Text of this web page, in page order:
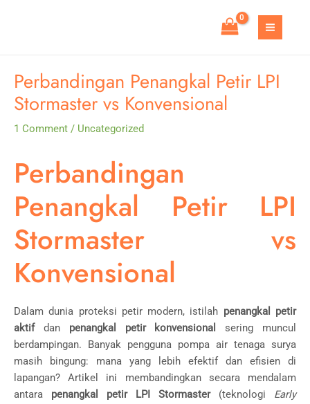
MAIN
Perbandingan Penangkal Petir LPI
Stormaster vs Konvensional
1 Comment / Uncategorized
Perbandingan
Penangkal Petir LPI
Stormaster vs
Konvensional
Dalam dunia proteksi petir modern, istilah penangkal petir
aktifdan penangkal petir konvensional
sering muncul
berdampingan. Banyak pengguna pompa air tenaga surya
masih bingung: mana yang lebih efektif dan efisien di
lapangan? Artikel ini membandingkan secara mendalam
antara penangkal petir LPI Stormaster(teknologi Early